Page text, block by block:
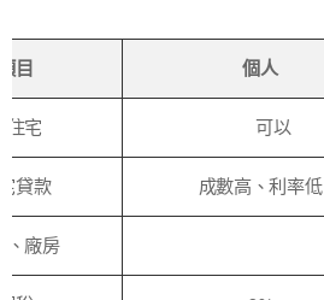
目 個人
住宅 ✅ 可以
貸款 成數高、利率低
、廠房